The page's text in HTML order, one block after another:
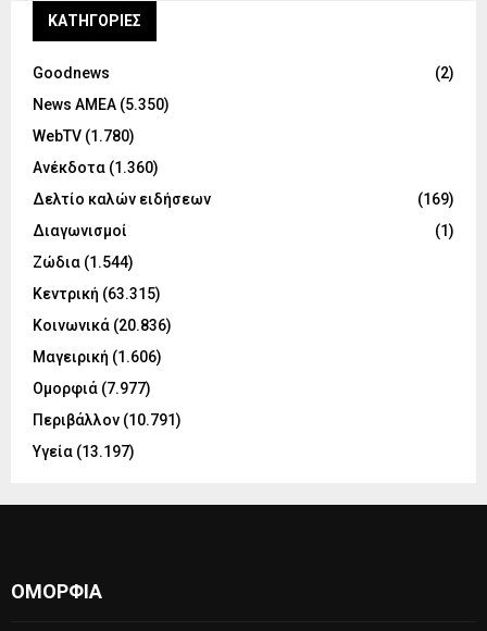
KΑΤΗΓΟΡΊΕΣ
Goodnews
(2)
News ΑΜΕΑ (5.350)
WebTV (1.780)
Ανέκδοτα (1.360)
Δελτίο καλών ειδήσεων
(169)
Διαγωνισμοί
(1)
Ζώδια (1.544)
Κεντρική (63.315)
Κοινωνικά (20.836)
Μαγειρική (1.606)
Ομορφιά (7.977)
Περιβάλλον (10.791)
Υγεία (13.197)
ΟΜΟΡΦΙΆ